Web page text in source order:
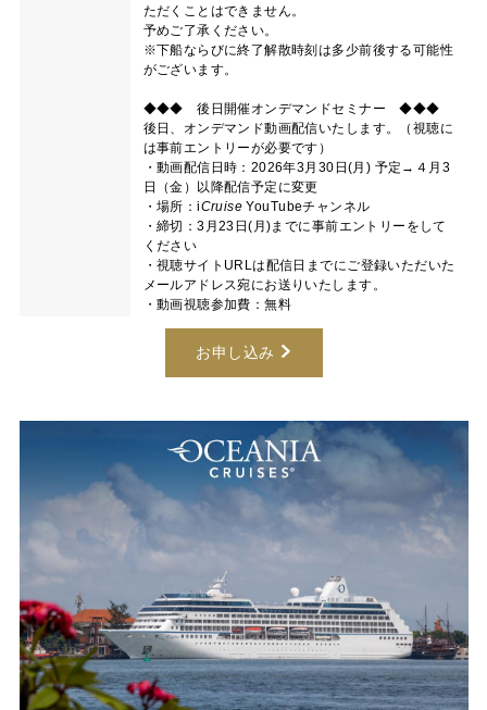
ただくことはできません。
予めご了承ください。
※下船ならびに終了解散時刻は多少前後する可能性
がございます。
◆◆◆ 後日開催オンデマンドセミナー ◆◆◆
後日、オンデマンド動画配信いたします。（視聴に
は事前エントリーが必要です）
・動画配信日時：2026年3月30日(月) 予定→４月3
日（金）以降配信予定に変更
・場所：iCruise YouTubeチャンネル
・締切：3月23日(月)までに事前エントリーをして
ください
・視聴サイトURLは配信日までにご登録いただいた
メールアドレス宛にお送りいたします。
・動画視聴参加費：無料
お申し込み